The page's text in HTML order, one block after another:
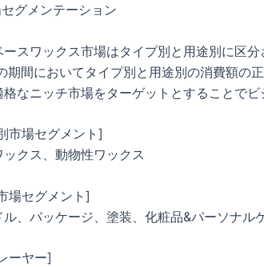
グメンテーション
ースワックス市場はタイプ別と用途別に区
期間においてタイプ別と用途別の消費額の
なニッチ市場をターゲットとすることでビ
市場セグメント]
クス、動物性ワックス
場セグメント]
ル、パッケージ、塗装、化粧品&パーソナル
ーヤー]